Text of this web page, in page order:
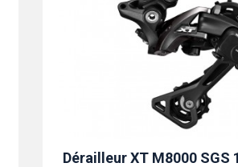
Dérailleur XT M8000 SGS